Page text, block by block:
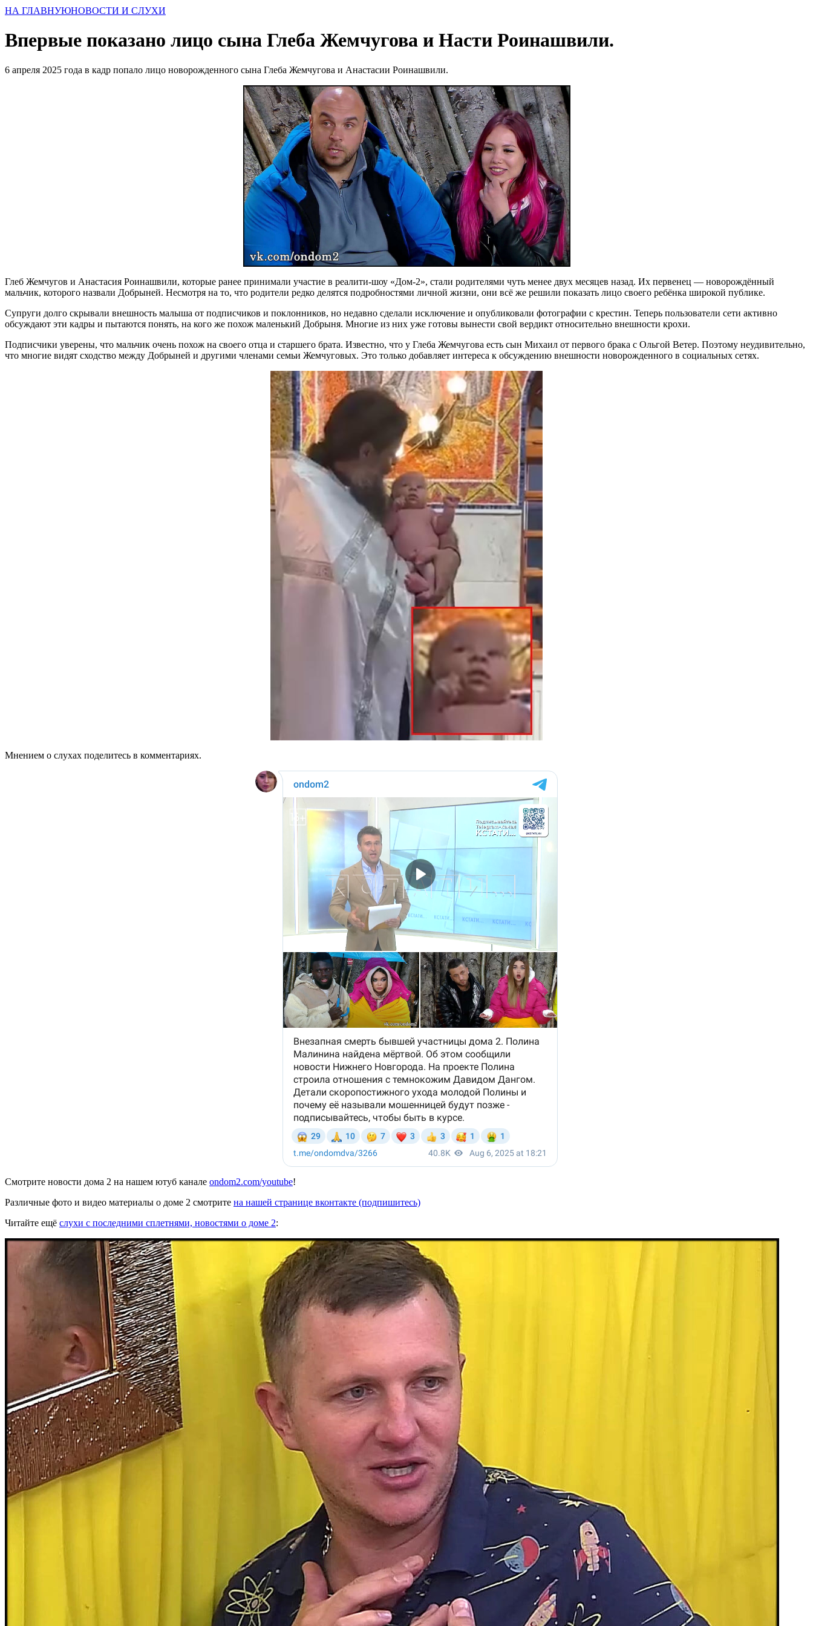
НА ГЛАВНУЮНОВОСТИ И СЛУХИ
Впервые показано лицо сына Глеба Жемчугова и Насти Роинашвили.
6 апреля 2025 года в кадр попало лицо новорожденного сына Глеба Жемчугова и Анастасии Роинашвили.
Глеб Жемчугов и Анастасия Роинашвили, которые ранее принимали участие в реалити-шоу «Дом-2», стали родителями чуть менее двух месяцев назад. Их первенец — новорождённый
мальчик, которого назвали Добрыней. Несмотря на то, что родители редко делятся подробностями личной жизни, они всё же решили показать лицо своего ребёнка широкой публике.
Супруги долго скрывали внешность малыша от подписчиков и поклонников, но недавно сделали исключение и опубликовали фотографии с крестин. Теперь пользователи сети активно
обсуждают эти кадры и пытаются понять, на кого же похож маленький Добрыня. Многие из них уже готовы вынести свой вердикт относительно внешности крохи.
Подписчики уверены, что мальчик очень похож на своего отца и старшего брата. Известно, что у Глеба Жемчугова есть сын Михаил от первого брака с Ольгой Ветер. Поэтому неудивительно,
что многие видят сходство между Добрыней и другими членами семьи Жемчуговых. Это только добавляет интереса к обсуждению внешности новорожденного в социальных сетях.
Мнением о слухах поделитесь в комментариях.
Смотрите новости дома 2 на нашем ютуб канале ondom2.com/youtube!
Различные фото и видео материалы о доме 2 смотрите на нашей странице вконтакте (подпишитесь)
Читайте ещё слухи с последними сплетнями, новостями о доме 2: